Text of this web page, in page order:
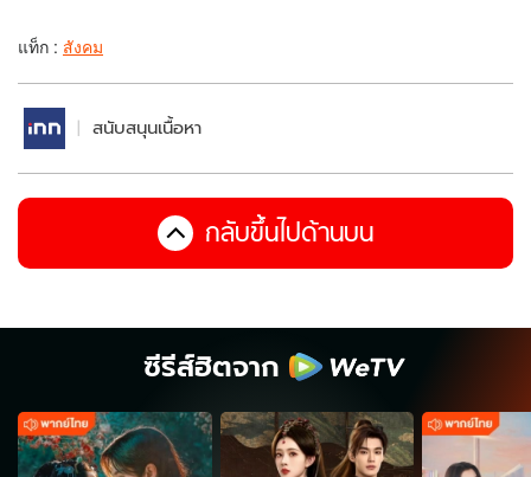
แท็ก : สังคม
สนับสนุนเนื้อหา
กลับขึ้นไปด้านบน
ซีรีส์ฮิตจาก